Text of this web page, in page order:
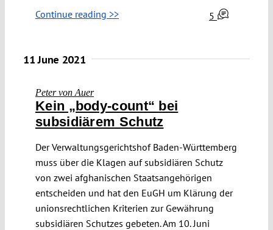
Continue reading >> 5
11 June 2021
Peter von Auer
Kein „body-count“ bei
subsidiärem Schutz
Der Verwaltungsgerichtshof Baden-Württemberg
muss über die Klagen auf subsidiären Schutz
von zwei afghanischen Staatsangehörigen
entscheiden und hat den EuGH um Klärung der
unionsrechtlichen Kriterien zur Gewährung
subsidiären Schutzes gebeten. Am 10. Juni